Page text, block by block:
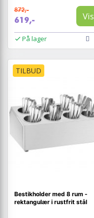
872,-
619,- Vis
På lager
TILBUD
Bestikholder med 8 rum -
rektangulær i rustfrit stål